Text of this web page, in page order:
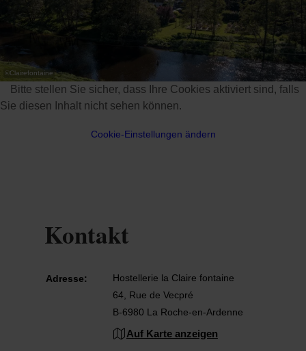
de bloementuin. Het beschikt ook over een
speeltuin, een gemeenschappelijke lounge met
open haard, een biljarttafel en een sauna. Er
worden massages aangeboden.
©Clairefontaine
Bitte stellen Sie sicher, dass Ihre Cookies aktiviert sind, falls
Sie diesen Inhalt nicht sehen können.
Cookie-Einstellungen ändern
Kontakt
Adresse:
Hostellerie la Claire fontaine
64, Rue de Vecpré
B-6980 La Roche-en-Ardenne
Auf Karte anzeigen